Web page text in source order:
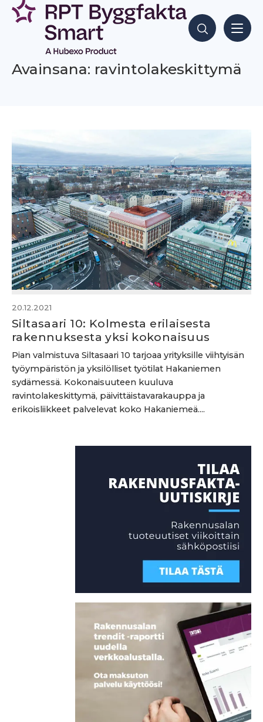
Siirry
sisältöön
Hae sisältöjä
Avainsana: ravintolakeskittymä
20.12.2021
Siltasaari 10: Kolmesta erilaisesta
rakennuksesta yksi kokonaisuus
Pian valmistuva Siltasaari 10 tarjoaa yrityksille viihtyisän
työympäristön ja yksilölliset työtilat Hakaniemen
sydämessä. Kokonaisuuteen kuuluva
ravintolakeskittymä, päivittäistavarakauppa ja
erikoisliikkeet palvelevat koko Hakaniemeä....